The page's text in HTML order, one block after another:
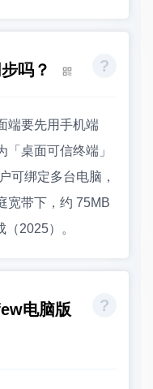
吗？
端要先用手机端
「桌面可信终端」
可绑定多台电脑，
宽带下，约 75MB
2025）。
电脑版